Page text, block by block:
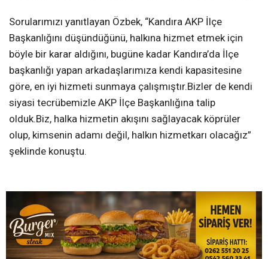
Sorularımızı yanıtlayan Özbek, “Kandıra AKP İlçe
Başkanlığını düşündüğünü, halkına hizmet etmek için
böyle bir karar aldığını, bugüne kadar Kandıra’da İlçe
başkanlığı yapan arkadaşlarımıza kendi kapasitesine
göre, en iyi hizmeti sunmaya çalışmıştır.Bizler de kendi
siyasi tecrübemizle AKP İlçe Başkanlığına talip
olduk.Biz, halka hizmetin akışını sağlayacak köprüler
olup, kimsenin adamı değil, halkın hizmetkarı olacağız”
şeklinde konuştu.